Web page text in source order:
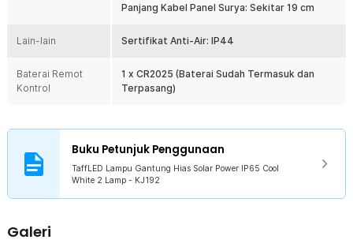
1 x Set Baut dan FischerPanjang Kabel Panel Surya: Sekitar 19 cm
Lain-lain Sertifikat Anti-Air: IP44
Baterai Remot
Kontrol
1 x CR2025 (Baterai Sudah Termasuk dan
Terpasang)
Buku Petunjuk Penggunaan
TaffLED Lampu Gantung Hias Solar Power IP65 Cool
White 2 Lamp - KJ192
Galeri